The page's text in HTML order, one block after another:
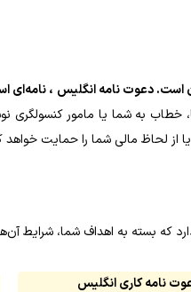
دعوت‌ نامه انگلیس ، نامه‌ای
خطاب به شما یا مامور کنسولگری
از لحاظ مالی شما را حمایت خواهد
که بسته به اهداف شما، شرایط
نامه کاری انگلیس